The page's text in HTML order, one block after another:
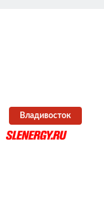
Владивосток